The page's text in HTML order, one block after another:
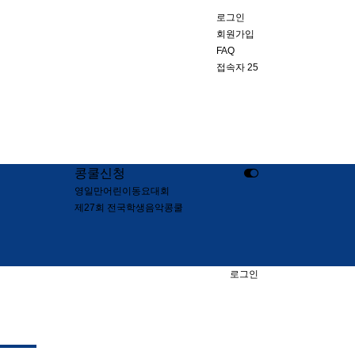
로그인
회원가입
FAQ
접속자 25
콩쿨신청
영일만어린이동요대회
제27회 전국학생음악콩쿨
로그인